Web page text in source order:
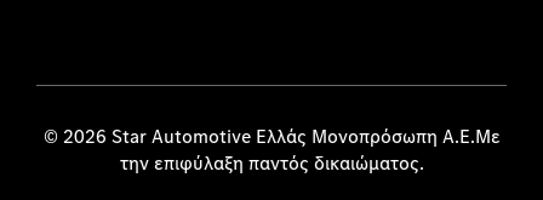
© 2026 Star Automotive Ελλάς Μονοπρόσωπη Α.Ε.Με
την επιφύλαξη παντός δικαιώματος.